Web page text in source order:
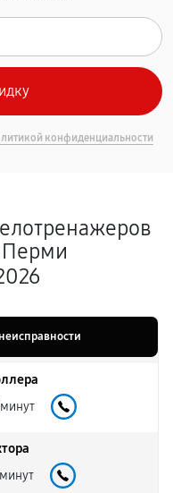
конфиденциальности
Перми